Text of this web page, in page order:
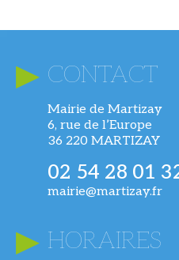
CONTACT
Mairie de Martizay
6, rue de l’Europe
36 220 MARTIZAY
02 54 28 01
mairie@martizay.fr
HORAIRES